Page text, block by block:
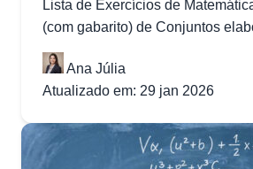
Lista de Exercícios de
(com gabarito) de Conjuntos
do Projeto Medicina.
Ana Júlia
Atualizado em: 29 jan 2026